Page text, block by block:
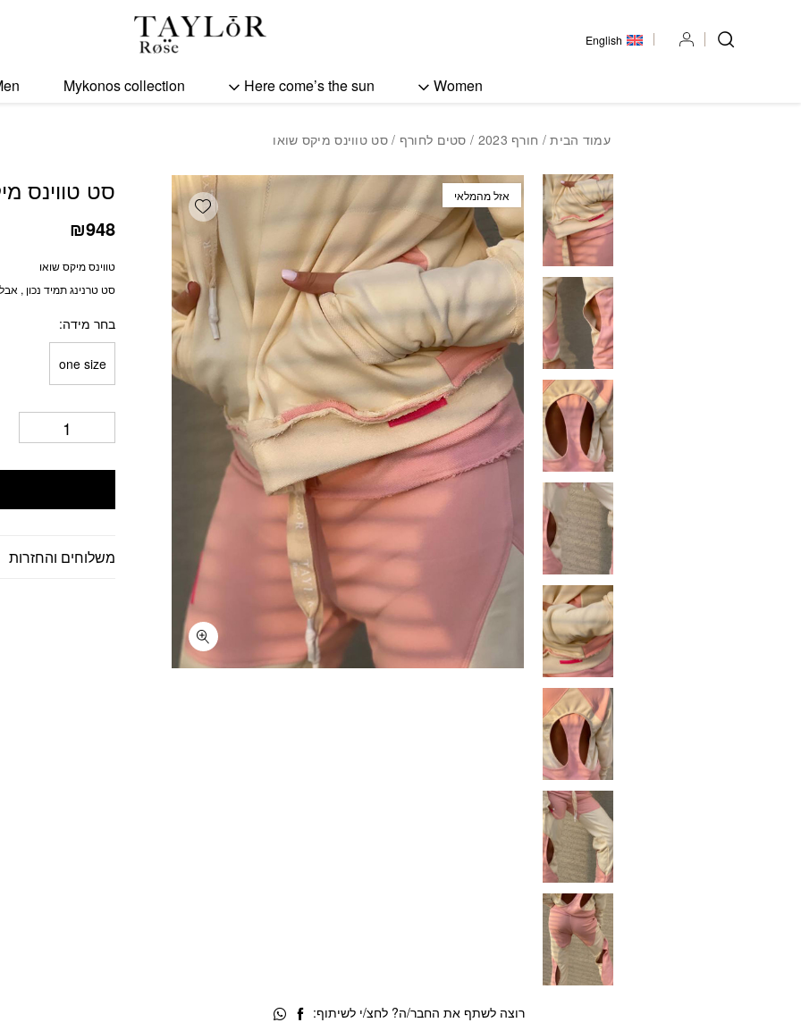
English
Women
Here come’s the sun
Mykonos collection
עמוד הבית/ חורף 2023 / סטים לחורף / סט טווינס מיקס שואו
סט טווינס
₪948
טווינס מיקס שואו
סט טרנינג תמיד נכון , אבל
בחר מידה
one size
משלוחים והחזרות
אזל מהמלאי Add wishlist
רוצה לשתף את החבר/ה? לחצ/י לשיתוף: